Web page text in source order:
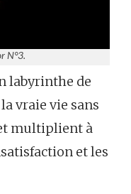
N°3.
labyrinthe de
vraie vie sans
multiplient à
et les